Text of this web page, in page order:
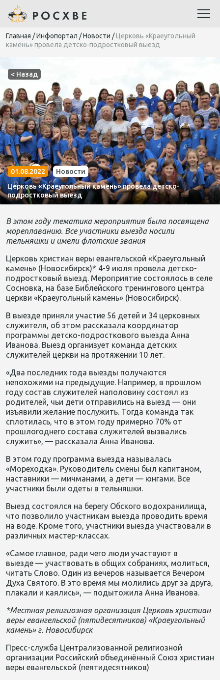
Главная /Инфопортал /Новости /Церковь «Краеугольный
камень» провела детско-подростковый выезд
< Назад
01.08.2022
Новости
Церковь «Краеугольный камень» провела детско-
подростковый выезд
В этом году тематика мероприятия была посвящена
мореплаванию. Все участники выезда носили
тельняшки и имели флотские звания
Церковь христиан веры евангельской «Краеугольный
камень» (Новосибирск)* 4-9 июля провела детско-
подростковый выезд. Мероприятие состоялось в селе
Сосновка, на базе Библейского тренингового центра
церкви «Краеугольный камень» (Новосибирск).
В выезде приняли участие 56 детей и 34 церковных
служителя, об этом рассказала координатор
программы детско-подросткового выезда Анна
Иванова. Выезд организует команда детских
служителей церкви на протяжении 10 лет.
«Два последних года выезды получаются
непохожими на предыдущие. Например, в прошлом
году состав служителей наполовину состоял из
родителей, чьи дети отправились на выезд — они
изъявили желание послужить. Тогда команда так
сплотилась, что в этом году примерно 70% от
прошлогоднего состава служителей вызвались
служить», — рассказала Анна Иванова.
В этом году программа выезда называлась
«Мореходка». Руководитель смены был капитаном,
наставники — мичманами, а дети — юнгами. Все
участники были одеты в тельняшки.
Выезд состоялся на берегу Обского водохранилища,
что позволило участникам выезда проводить время
на воде. Кроме того, участники выезда участвовали в
различных мастер-классах.
«Самое главное, ради чего люди участвуют в
выезде — участвовать в общих собраниях, молиться,
читать Слово. Один из вечеров называется Вечером
Духа Святого. В это время мы молились друг за друга,
плакали и каялись», — подытожила Анна Иванова.
*Местная религиозная организация Церковь христиан
веры евангельской (пятидесятников) «Краеугольный
камень» г. Новосибирск
Пресс-служба Централизованной религиозной
организации Российский объединённый Союз христиан
веры евангельской (пеятидесятников)